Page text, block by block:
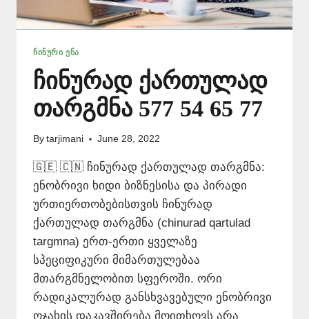
ᲩᲘᲜᲣᲠᲘ ᲔᲜᲐ
ჩინურად ქართულად
თარგმნა 577 54 65 77
By tarjimani June 28, 2022
🇬🇪 🇨🇳 ჩინურად ქართულად თარგმნა:
ენობრივი ხიდი ბიზნესისა და პირადი
ურთიერთობებისთვის ჩინურად
ქართულად თარგმნა (chinurad qartulad
targmna) ერთ-ერთი ყველაზე
სპეციფიკური მიმართულებაა
მთარგმნელობით სფეროში. ორი
რადიკალურად განსხვავებული ენობრივი
ოჯახის დაკავშირება მოითხოვს არა